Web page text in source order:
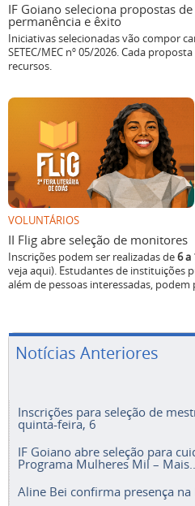
IF Goiano seleciona propostas
permanência e êxito
Iniciativas selecionadas vão compor
SETEC/MEC nº 05/2026. Cada
recursos.
VOLUNTÁRIOS
II Flig abre seleção de monitores
Inscrições podem ser realizadas de6 a
veja aqui). Estudantes de instituições
além de pessoas interessadas, podem
Notícias Anteriores
Inscrições para seleção de
quinta-feira, 6
IF Goiano abre seleção para
Programa Mulheres Mil –
Aline Bei confirma presença na